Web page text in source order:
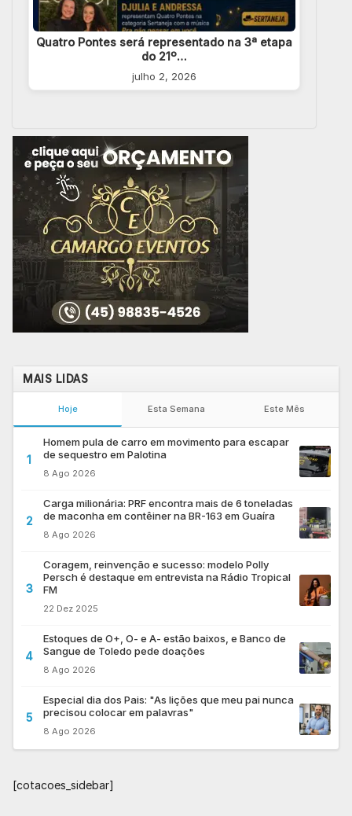
Quatro Pontes será representado na 3ª etapa
do 21º…
julho 2, 2026
MAIS LIDAS
Hoje Esta Semana Este Mês
1
Homem pula de carro em movimento para escapar
de sequestro em Palotina
8 Ago 2026
2
Carga milionária: PRF encontra mais de 6 toneladas
de maconha em contêiner na BR-163 em Guaíra
8 Ago 2026
3
Coragem, reinvenção e sucesso: modelo Polly
Persch é destaque em entrevista na Rádio Tropical
FM
22 Dez 2025
4
Estoques de O+, O- e A- estão baixos, e Banco de
Sangue de Toledo pede doações
8 Ago 2026
5
Especial dia dos Pais: "As lições que meu pai nunca
precisou colocar em palavras"
8 Ago 2026
[cotacoes_sidebar]